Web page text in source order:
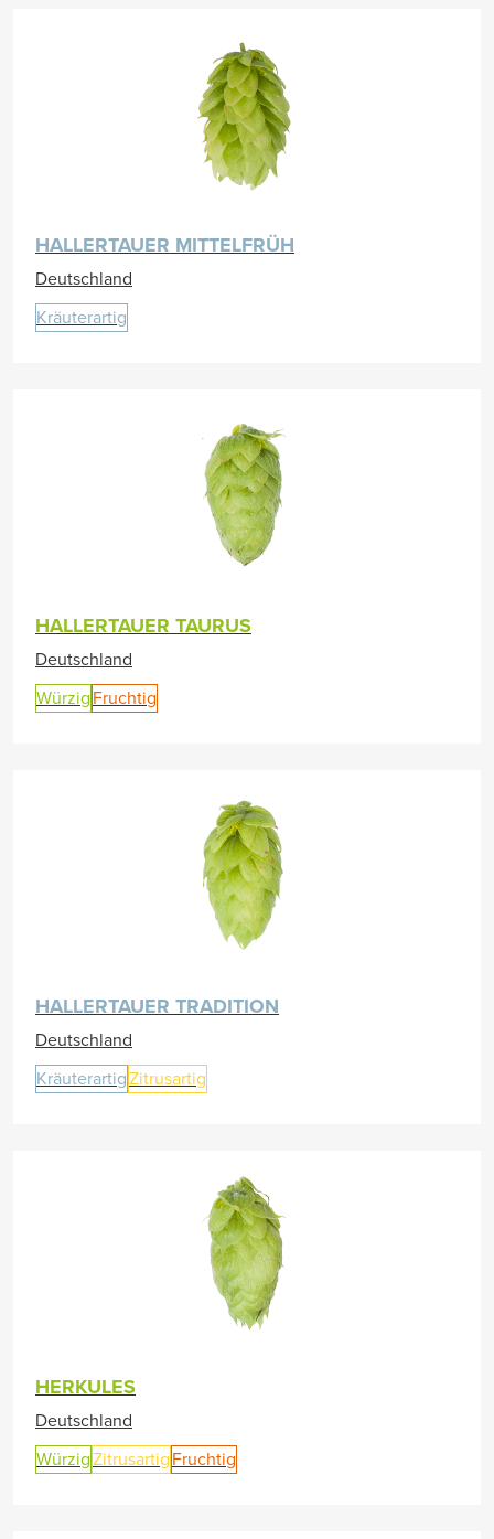
HALLERTAUER MITTELFRÜH
Deutschland
Kräuterartig
HALLERTAUER TAURUS
Deutschland
Würzig Fruchtig
HALLERTAUER TRADITION
Deutschland
KräuterartigZitrusartig
HERKULES
Deutschland
WürzigZitrusartig Fruchtig